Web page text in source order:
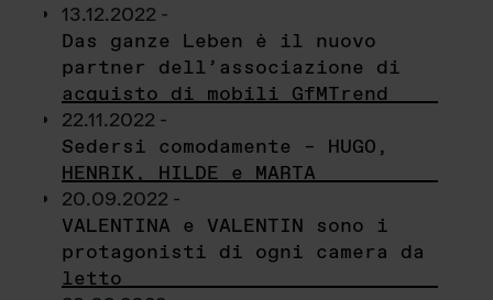
13.12.2022 -
Das ganze Leben è il nuovo
partner dell’associazione di
acquisto di mobili GfMTrend
22.11.2022 -
Sedersi comodamente – HUGO,
HENRIK, HILDE e MARTA
20.09.2022 -
VALENTINA e VALENTIN sono i
protagonisti di ogni camera da
letto